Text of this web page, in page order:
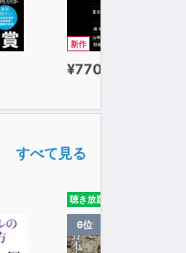
新作
¥770
すべて見る
聴き放題
6位